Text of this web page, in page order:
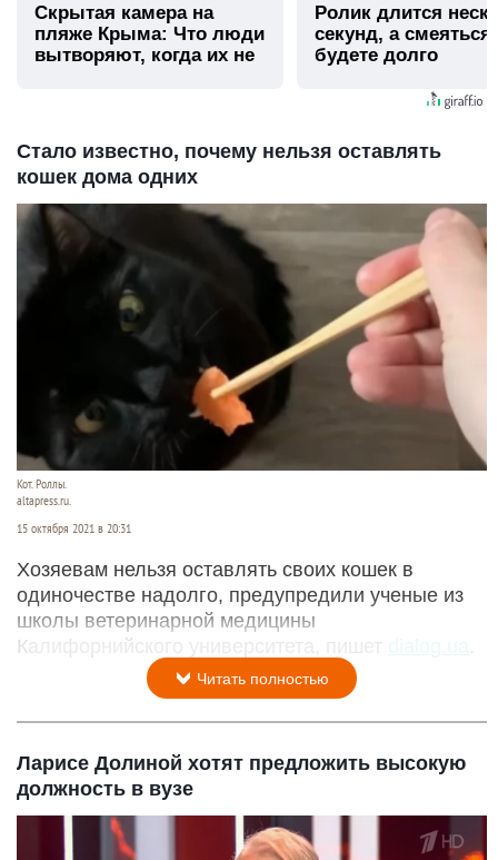
Скрытая камера на
пляже Крыма: Что люди
вытворяют, когда их не
Ролик длится
секунд, а
будете долго
Стало известно, почему нельзя оставлять
кошек дома одних
Кот. Роллы.
altapress.ru.
15 октября 2021 в 20:31
Хозяевам нельзя оставлять своих кошек в
одиночестве надолго, предупредили ученые из
школы ветеринарной медицины
Калифорнийского университета, пишет
Читать полностью
Ларисе Долиной хотят предложить высокую
должность в вузе